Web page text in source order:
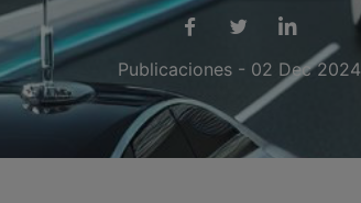
Publicaciones - 02 Dec 2024